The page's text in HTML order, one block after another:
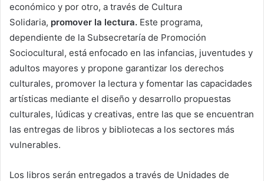
económico y por otro, a través de Cultura
Solidaria, promover la lectura. Este programa,
dependiente de la Subsecretaría de Promoción
Sociocultural, está enfocado en las infancias, juventudes y
adultos mayores y propone garantizar los derechos
culturales, promover la lectura y fomentar las capacidades
artísticas mediante el diseño y desarrollo propuestas
culturales, lúdicas y creativas, entre las que se encuentran
las entregas de libros y bibliotecas a los sectores más
vulnerables.
Los libros serán entregados a través de Unidades de